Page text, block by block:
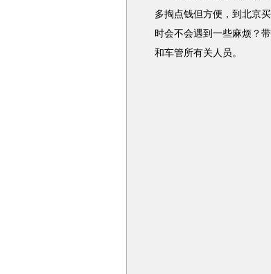
多掏点钱但方便，到北京
时会不会遇到一些麻烦？
和车管所有关人员。